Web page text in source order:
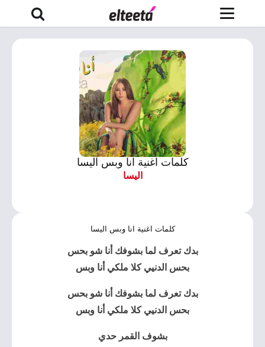
كلمات اغنية انا وبس اليسا
اليسا
كلمات اغنية انا وبس اليسا
بدك تعرف لما بشوفك أنا شو بحس
بحس الدنيي كلا ملكي أنا وبس
بدك تعرف لما بشوفك أنا شو بحس
بحس الدنيي كلا ملكي أنا وبس
بشوف القمر حدي